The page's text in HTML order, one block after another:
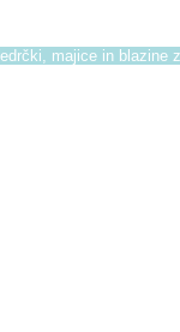
majice in blazine